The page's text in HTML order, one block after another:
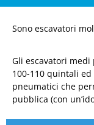
Sono escavatori
Gli escavatori
100-110 quintali
pneumatici che
pubblica (con